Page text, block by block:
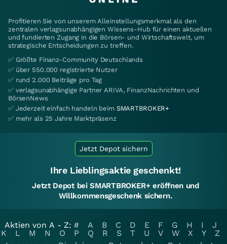
Profitieren Sie von unserem Alleinstellungsmerkmal als den
zentralen verlagsunabhängigen Wissens-Hub für einen aktuellen
und fundierten Zugang in die Börsen- und Wirtschaftswelt, um
strategische Entscheidungen zu treffen.
✅ Größte Finanz-Community Deutschlands
✅ über 550.000 registrierte Nutzer
✅ rund 2.000 Beiträge pro Tag
✅ verlagsunabhängige Partner ARIVA, FinanzNachrichten und
BörsenNews
✅ Jederzeit einfach handeln beim SMARTBROKER+
✅ mehr als 25 Jahre Marktpräsenz
Jetzt Depot sichern
Ihre Lieblingsaktie geschenkt!
Jetzt Depot bei SMARTBROKER+ eröffnen und
Willkommensgeschenk sichern.
Aktien von A - Z: # A B C D E F G H I
J
K
L M N O P Q R S T U V W X Y
Z